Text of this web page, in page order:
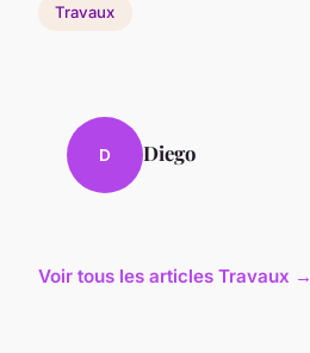
Travaux
D Diego
Voir tous les articles Travaux →